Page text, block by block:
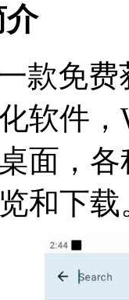
款免
软件
面，
和下载